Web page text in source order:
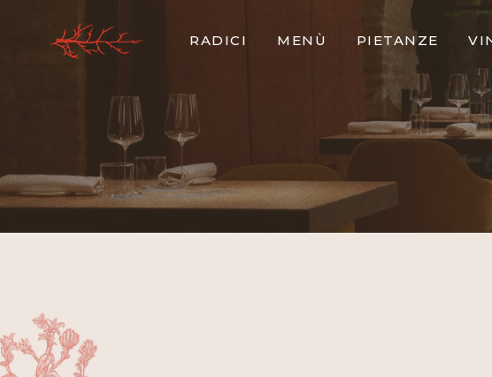
RADICI MENÙ PIETANZE